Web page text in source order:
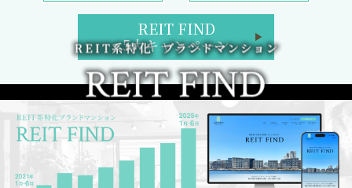
REIT FIND
5大キャンペーン